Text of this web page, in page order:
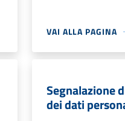
VAI ALLA PAGINA
Segnalazione
dei dati